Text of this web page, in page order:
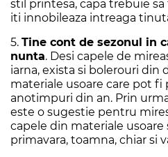
stil printesa, capa trebuie sa
iti innobileaza intreaga
5. Tine cont de sezonul in
nunta. Desi capele de
iarna, exista si bolerouri din
materiale usoare care pot fi
anotimpuri din an. Prin
este o sugestie pentru
capele din materiale
primavara, toamna, chiar si